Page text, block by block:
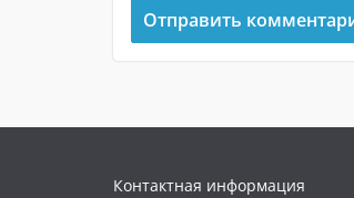
Контактная информация